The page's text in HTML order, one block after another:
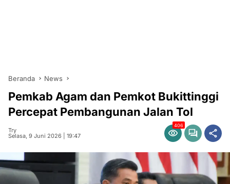
Beranda News
Pemkab Agam dan Pemkot Bukittinggi
Percepat Pembangunan Jalan Tol
Try
Selasa, 9 Juni 2026 | 19:47
406